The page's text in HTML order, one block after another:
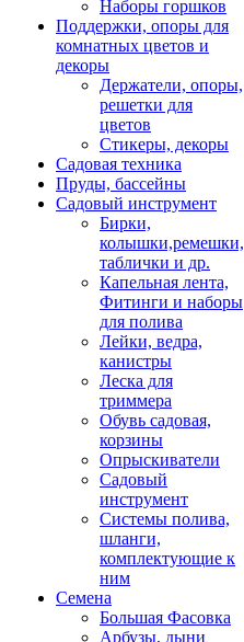
Наборы горшков
Поддержки, опоры для
комнатных цветов и
декоры
Держатели, опоры,
решетки для
цветов
Стикеры, декоры
Садовая техника
Пруды, бассейны
Садовый инструмент
Бирки,
колышки,ремешки,
таблички и др.
Капельная лента,
Фитинги и наборы
для полива
Лейки, ведра,
канистры
Леска для
триммера
Обувь садовая,
корзины
Опрыскиватели
Садовый
инструмент
Системы полива,
шланги,
комплектующие к
ним
Семена
Большая Фасовка
Арбузы, дыни